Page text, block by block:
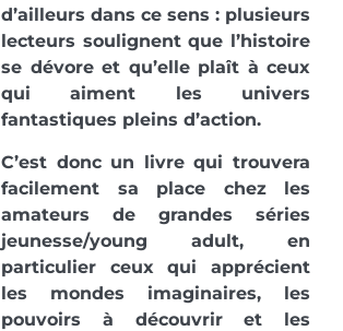
d’ailleurs dans ce sens : plusieurs
lecteurs soulignent que l’histoire
se dévore et qu’elle plaît à ceux
qui aiment les univers
fantastiques pleins d’action.
C’est donc un livre qui trouvera
facilement sa place chez les
amateurs de grandes séries
jeunesse/young adult, en
particulier ceux qui apprécient
les mondes imaginaires, les
pouvoirs à découvrir et les